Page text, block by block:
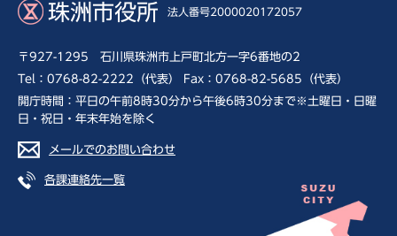
珠洲市役所 法人番号2000020172057
〒927-1295 石川県珠洲市上戸町北方一字6番地の2
Tel：0768-82-2222（代表） Fax：0768-82-5685（代表）
開庁時間：平日の午前8時30分から午後6時30分まで※土曜日・日曜
日・祝日・年末年始を除く
メールでのお問い合わせ
各課連絡先一覧